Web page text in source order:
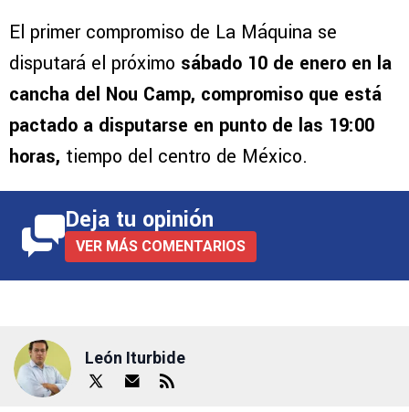
El primer compromiso de La Máquina se
disputará el próximo sábado 10 de enero en la
cancha del Nou Camp, compromiso que está
pactado a disputarse en punto de las 19:00
horas, tiempo del centro de México.
Deja tu opinión
VER MÁS COMENTARIOS
León Iturbide